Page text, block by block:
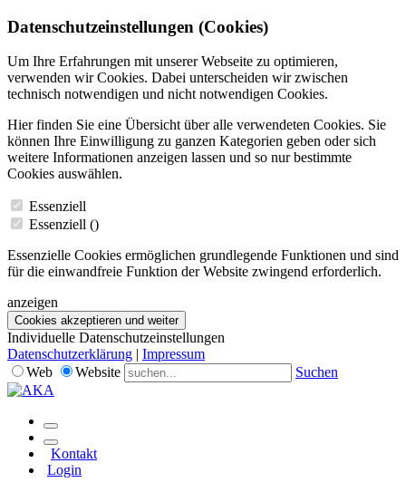
Datenschutzeinstellungen (Cookies)
Um Ihre Erfahrungen mit unserer Webseite zu optimieren,
verwenden wir Cookies. Dabei unterscheiden wir zwischen
technisch notwendigen und nicht notwendigen Cookies.
Hier finden Sie eine Übersicht über alle verwendeten Cookies. Sie
können Ihre Einwilligung zu ganzen Kategorien geben oder sich
weitere Informationen anzeigen lassen und so nur bestimmte
Cookies auswählen.
Essenziell
Essenziell ()
Essenzielle Cookies ermöglichen grundlegende Funktionen und sind
für die einwandfreie Funktion der Website zwingend erforderlich.
anzeigen
Cookies akzeptieren und weiter
Individuelle Datenschutzeinstellungen
Datenschutzerklärung | Impressum
Web
Website Suchen
Kontakt
Login